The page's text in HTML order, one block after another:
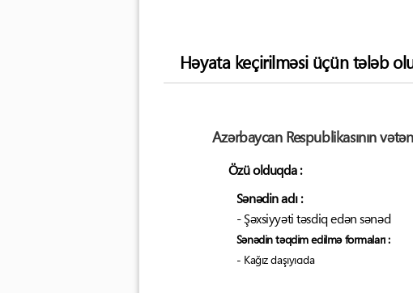
Həyata keçirilməsi üçün tələb
Azərbaycan Respublikasının
Özü olduqda :
Sənədin adı :
- Şəxsiyyəti təsdiq edən sənəd
Sənədin təqdim edilmə formaları :
- Kağız daşıyıcıda